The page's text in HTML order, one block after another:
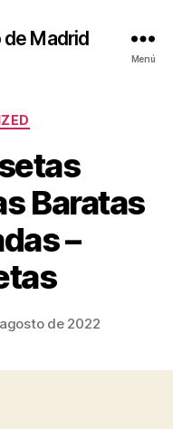
Madrid
Menú
Baratas
–
de 2022